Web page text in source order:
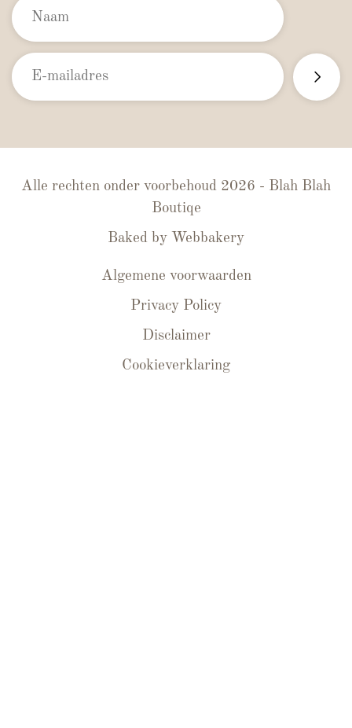
Alle rechten onder voorbehoud 2026 - Blah Blah
Boutiqe
Baked by Webbakery
Algemene voorwaarden
Privacy Policy
Disclaimer
Cookieverklaring